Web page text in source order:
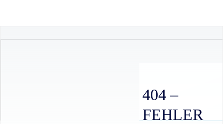
404 –
FEHLER